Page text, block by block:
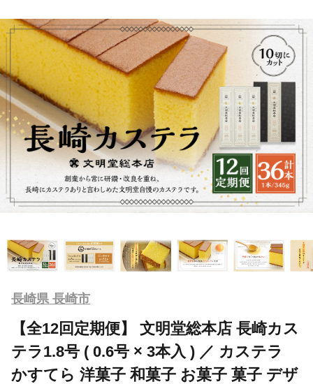
長崎県 長崎市
【全12回定期便】 文明堂総本店 長崎カス
テラ1.8号 ( 0.6号 × 3本入 ) ／ カステラ
かすてら 洋菓子 和菓子 お菓子 菓子 デザ